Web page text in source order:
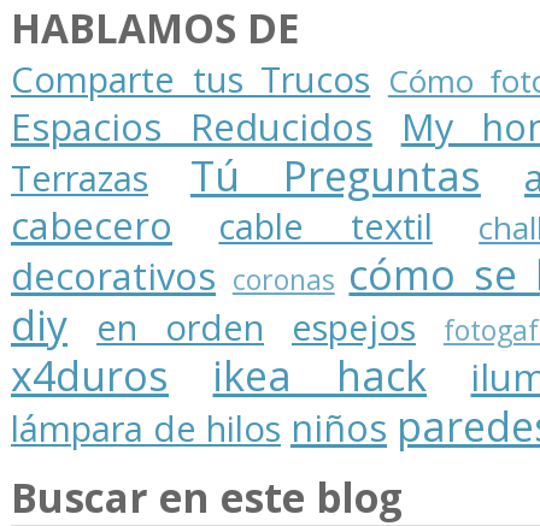
HABLAMOS DE
Comparte tus Trucos Cómo
Espacios Reducidos My
Terrazas Tú Preguntas
cabecero
cable textil
decorativos coronas cómo se
diy
en orden espejos
x4duros ikea hack
lámpara de hilos niños
Buscar en este blog